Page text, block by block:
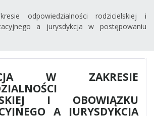
odpowiedzialności rodzicielskiej i
a jurysdykcja w postępowaniu
W ZAKRESIE
I OBOWIĄZKU
A JURYSDYKCJA